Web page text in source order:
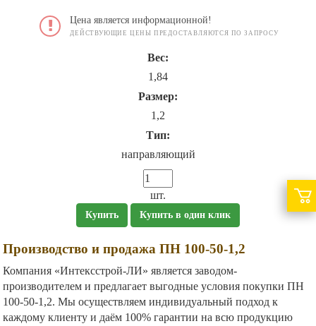
Цена является информационной!
ДЕЙСТВУЮЩИЕ ЦЕНЫ ПРЕДОСТАВЛЯЮТСЯ ПО ЗАПРОСУ
Вес:
1,84
Размер:
1,2
Тип:
направляющий
шт.
Купить Купить в один клик
Производство и продажа ПН 100-50-1,2
Компания «Интексстрой-ЛИ» является заводом-
производителем и предлагает выгодные условия покупки ПН
100-50-1,2. Мы осуществляем индивидуальный подход к
каждому клиенту и даём 100% гарантии на всю продукцию